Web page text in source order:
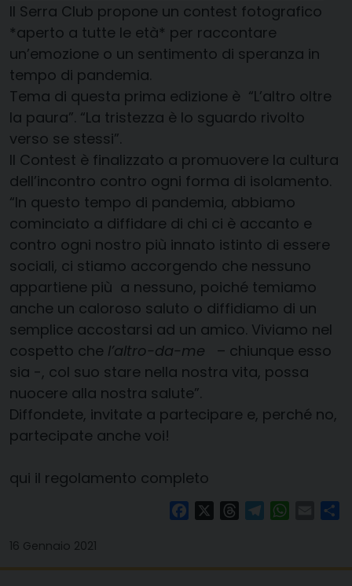
Il Serra Club propone un contest fotografico
*aperto a tutte le età* per raccontare
un’emozione o un sentimento di speranza in
tempo di pandemia.
Tema di questa prima edizione è “L’altro oltre
la paura”. “La tristezza è lo sguardo rivolto
verso se stessi”.
Il Contest è finalizzato a promuovere la cultura
dell’incontro contro ogni forma di isolamento.
“In questo tempo di pandemia, abbiamo
cominciato a diffidare di chi ci è accanto e
contro ogni nostro più innato istinto di essere
sociali, ci stiamo accorgendo che nessuno
appartiene più a nessuno, poiché temiamo
anche un caloroso saluto o diffidiamo di un
semplice accostarsi ad un amico. Viviamo nel
cospetto che l’altro-da-me – chiunque esso
sia -, col suo stare nella nostra vita, possa
nuocere alla nostra salute”.
Diffondete, invitate a partecipare e, perché no,
partecipate anche voi!
qui il regolamento completo
FacebookThreadsTelegram Email
16 Gennaio 2021